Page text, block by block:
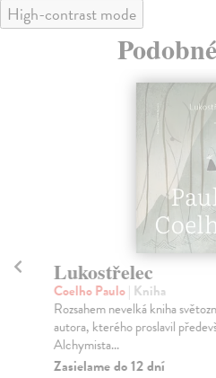
High-contrast mode
Lukostřelec
Coelho Paulo| Kniha
Rozsahem nevelká kniha
autora, kterého proslavil
Alchymista...
Zasielame do 12 dní